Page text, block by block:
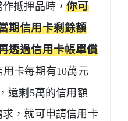
抵押品時，你可
期信用卡剩餘額
透過信用卡帳單償
用卡每期有10萬元
還剩5萬的信用額
，就可申請信用卡